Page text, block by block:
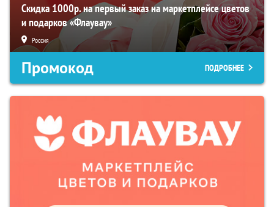
Скидка 1000р. на первый заказ на маркетплейсе цветов
и подарков «Флаувау»
Россия
Промокод ПОДРОБНЕЕ